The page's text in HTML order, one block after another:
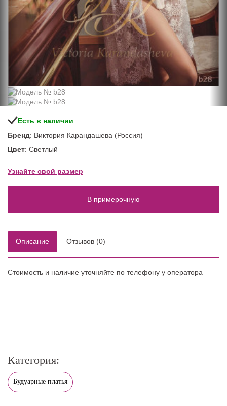
Есть в наличии
Бренд: Виктория Карандашева (Россия)
Цвет: Светлый
Узнайте свой размер
В примерочную
Описание Отзывов (0)
Стоимость и наличие уточняйте по телефону у оператора
Категория:
Будуарные платья